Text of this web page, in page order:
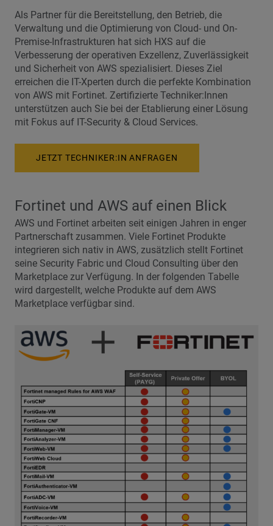
Als Partner für die Bereitstellung, den Betrieb, die
Verwaltung und die Optimierung von Cloud- und On-
Premise-Infrastrukturen hat sich HXS auf die
Verbesserung der operativen Exzellenz, Zuverlässigkeit
und Sicherheit von AWS spezialisiert. Dieses Ziel
erreichen die IT-Xperten durch die perfekte Kombination
von AWS mit Fortinet. Zertifizierte Techniker:Innen
unterstützen auch Sie bei der Etablierung einer Lösung
mit Fokus auf IT-Security & Cloud Services.
JETZT TECHNIKER:IN ANFRAGEN
Fortinet und AWS auf einen Blick
AWS und Fortinet arbeiten seit einigen Jahren in enger
Partnerschaft zusammen. Viele Fortinet Produkte
integrieren sich nativ in AWS, zusätzlich stellt Fortinet
seine Security Fabric und Cloud Consulting über den
Marketplace zur Verfügung. In der folgenden Tabelle
wird dargestellt, welche Produkte auf dem AWS
Marketplace verfügbar sind.